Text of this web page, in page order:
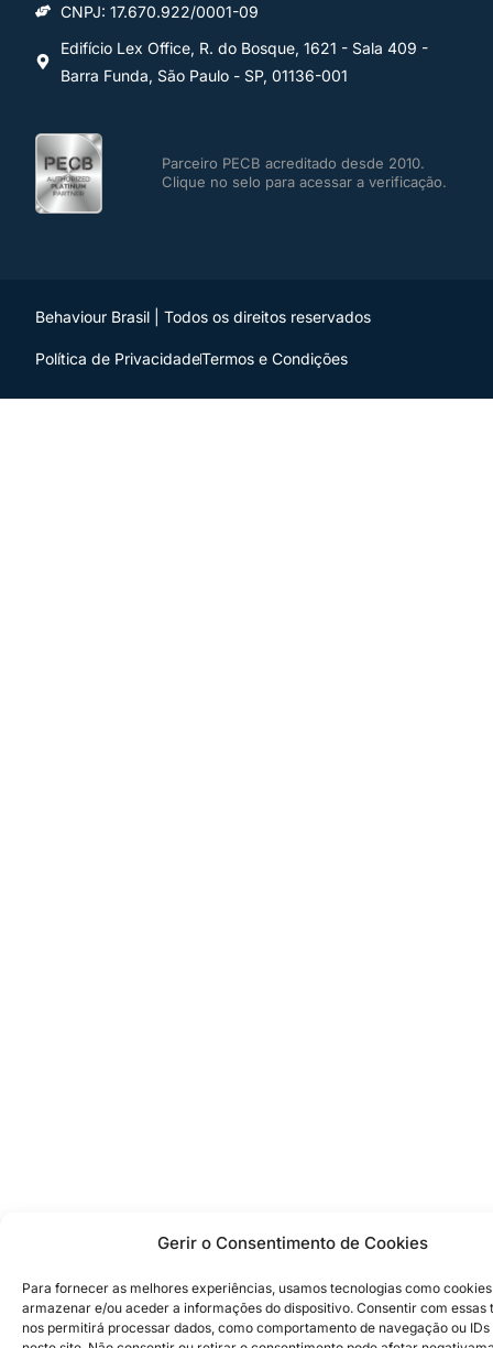
Gerir o Consentimento de Cookies
Para fornecer as melhores experiências, usamos tecnologias como
armazenar e/ou aceder a informações do dispositivo. Consentir com essas
nos permitirá processar dados, como comportamento de navegação ou
CNPJ: 17.670.922/0001-09
Edifício Lex Office, R. do Bosque, 1621 - Sala 409 -
Barra Funda, São Paulo - SP, 01136-001
Parceiro PECB acreditado desde 2010.
Clique no selo para acessar a verificação.
Behaviour Brasil | Todos os direitos reservados
Política de PrivacidadeTermos e Condições